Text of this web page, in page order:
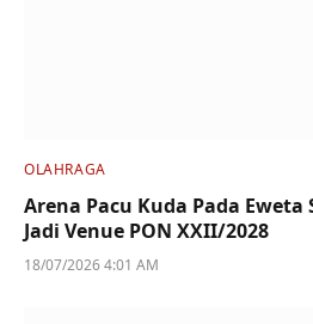
OLAHRAGA
Arena Pacu Kuda Pada
Jadi Venue PON XXII/2028
18/07/2026 4:01 AM